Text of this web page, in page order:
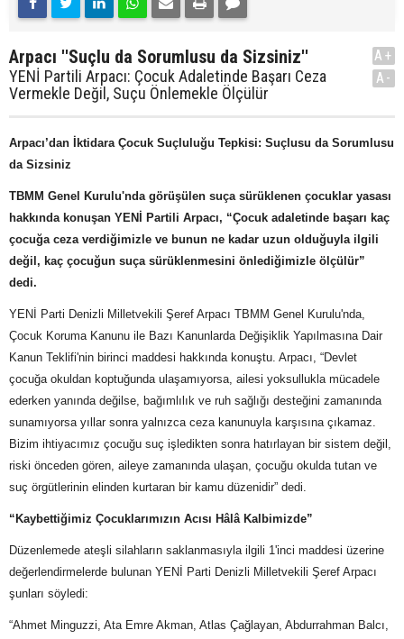
Arpacı ''Suçlu da Sorumlusu da Sizsiniz''
YENİ Partili Arpacı: Çocuk Adaletinde Başarı Ceza
Vermekle Değil, Suçu Önlemekle Ölçülür
A+
A-
Arpacı’dan İktidara Çocuk Suçluluğu Tepkisi: Suçlusu da Sorumlusu
da Sizsiniz
TBMM Genel Kurulu'nda görüşülen suça sürüklenen çocuklar yasası
hakkında konuşan YENİ Partili Arpacı, “Çocuk adaletinde başarı kaç
çocuğa ceza verdiğimizle ve bunun ne kadar uzun olduğuyla ilgili
değil, kaç çocuğun suça sürüklenmesini önlediğimizle ölçülür”
dedi.
YENİ Parti Denizli Milletvekili Şeref Arpacı TBMM Genel Kurulu'nda,
Çocuk Koruma Kanunu ile Bazı Kanunlarda Değişiklik Yapılmasına Dair
Kanun Teklifi'nin birinci maddesi hakkında konuştu. Arpacı, “Devlet
çocuğa okuldan koptuğunda ulaşamıyorsa, ailesi yoksullukla mücadele
ederken yanında değilse, bağımlılık ve ruh sağlığı desteğini zamanında
sunamıyorsa yıllar sonra yalnızca ceza kanunuyla karşısına çıkamaz.
Bizim ihtiyacımız çocuğu suç işledikten sonra hatırlayan bir sistem değil,
riski önceden gören, aileye zamanında ulaşan, çocuğu okulda tutan ve
suç örgütlerinin elinden kurtaran bir kamu düzenidir” dedi.
“Kaybettiğimiz Çocuklarımızın Acısı Hâlâ Kalbimizde”
Düzenlemede ateşli silahların saklanmasıyla ilgili 1'inci maddesi üzerine
değerlendirmelerde bulunan YENİ Parti Denizli Milletvekili Şeref Arpacı
şunları söyledi:
“Ahmet Minguzzi, Ata Emre Akman, Atlas Çağlayan, Abdurrahman Balcı,